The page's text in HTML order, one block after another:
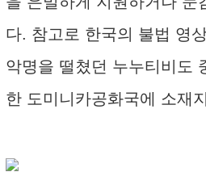
다. 참고로 한국의 불법 영
악명을 떨쳤던 누누티비도
한 도미니카공화국에 소재